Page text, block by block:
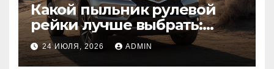
Какой пыльник рулевой
рейки лучше выбрать:
оригинальный или аналог,
резина или полиуретан
24 ИЮЛЯ, 2026 ADMIN